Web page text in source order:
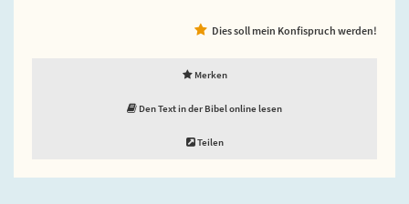
Dies soll mein Konfispruch werden!
Merken
Den Text in der Bibel online lesen
Teilen